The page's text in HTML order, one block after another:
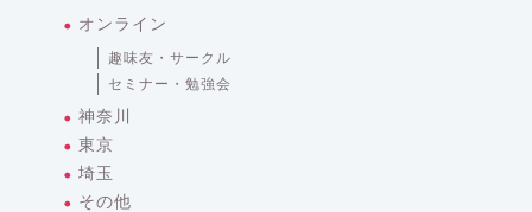
オンライン
趣味友・サークル
セミナー・勉強会
神奈川
東京
埼玉
その他